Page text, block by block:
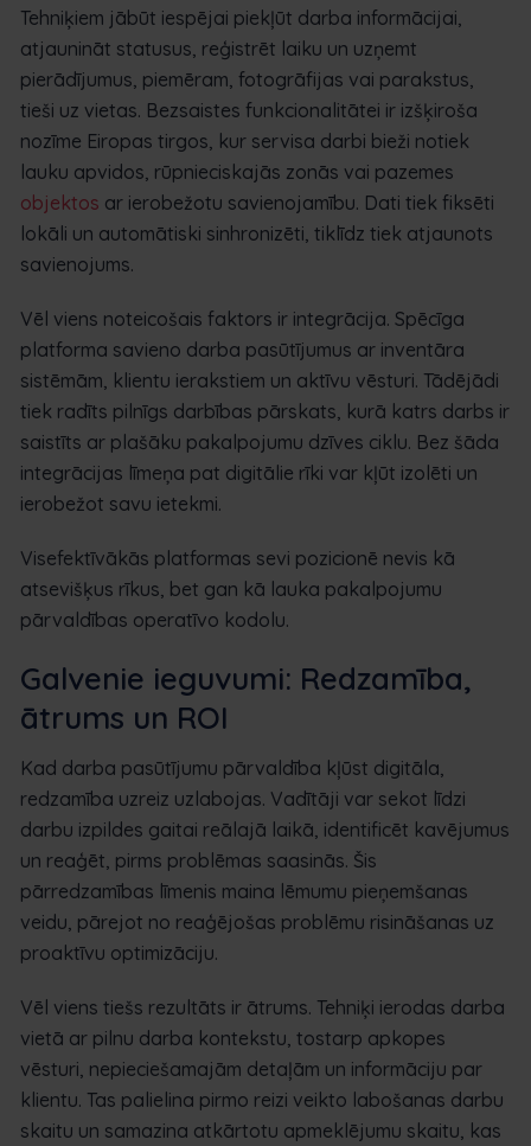
Tehniķiem jābūt iespējai piekļūt darba informācijai,
atjaunināt statusus, reģistrēt laiku un uzņemt
pierādījumus, piemēram, fotogrāfijas vai parakstus,
tieši uz vietas. Bezsaistes funkcionalitātei ir izšķiroša
nozīme Eiropas tirgos, kur servisa darbi bieži notiek
lauku apvidos, rūpnieciskajās zonās vai pazemes
objektos ar ierobežotu savienojamību. Dati tiek fiksēti
lokāli un automātiski sinhronizēti, tiklīdz tiek atjaunots
savienojums.
Vēl viens noteicošais faktors ir integrācija. Spēcīga
platforma savieno darba pasūtījumus ar inventāra
sistēmām, klientu ierakstiem un aktīvu vēsturi. Tādējādi
tiek radīts pilnīgs darbības pārskats, kurā katrs darbs ir
saistīts ar plašāku pakalpojumu dzīves ciklu. Bez šāda
integrācijas līmeņa pat digitālie rīki var kļūt izolēti un
ierobežot savu ietekmi.
Visefektīvākās platformas sevi pozicionē nevis kā
atsevišķus rīkus, bet gan kā lauka pakalpojumu
pārvaldības operatīvo kodolu.
Galvenie ieguvumi: Redzamība,
ātrums un ROI
Kad darba pasūtījumu pārvaldība kļūst digitāla,
redzamība uzreiz uzlabojas. Vadītāji var sekot līdzi
darbu izpildes gaitai reālajā laikā, identificēt kavējumus
un reaģēt, pirms problēmas saasinās. Šis
pārredzamības līmenis maina lēmumu pieņemšanas
veidu, pārejot no reaģējošas problēmu risināšanas uz
proaktīvu optimizāciju.
Vēl viens tiešs rezultāts ir ātrums. Tehniķi ierodas darba
vietā ar pilnu darba kontekstu, tostarp apkopes
vēsturi, nepieciešamajām detaļām un informāciju par
klientu. Tas palielina pirmo reizi veikto labošanas darbu
skaitu un samazina atkārtotu apmeklējumu skaitu, kas